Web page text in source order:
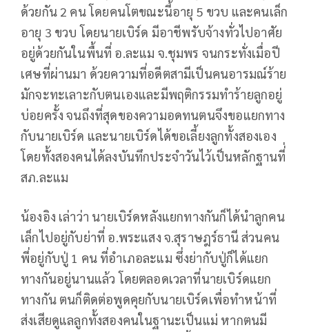
ด้วยกัน 2 คน โดยคนโตขณะนี้อายุ 5 ขวบ และคนเล็ก
อายุ 3 ขวบ โดยนายเบิร์ด มีอาชีพรับจ้างทั่วไปอาศัย
อยู่ด้วยกันในพื้นที่ อ.ละแม จ.ชุมพร จนกระทั่งเมื่อปี
เศษที่ผ่านมา ด้วยความที่อดีตสามีเป็นคนอารมณ์ร้าย
มักจะทะเลาะกับตนเองและมีพฤติกรรมทำร้ายลูกอยู่
บ่อยครั้ง จนถึงที่สุดของความอดทนตนจึงขอแยกทาง
กับนายเบิร์ด และนายเบิร์ดได้ขอเลี้ยงลูกทั้งสองเอง
โดยทั้งสองคนได้ลงบันทึกประจำวันไว้เป็นหลักฐานที่่
สภ.ละแม
น้องอิง เล่าว่า นายเบิร์ดหลังแยกทางกันก็ได้นำลูกคน
เล็กไปอยู่กับย่าที่ อ.พระแสง จ.สุราษฎร์ธานี ส่วนคน
พี่อยู่กับปู่ 1 คน ที่อำเภอละแม ซึ่งย่ากับปู่ก็ได้แยก
ทางกันอยู่นานแล้ว โดยตลอดเวลาที่นายเบิร์ดแยก
ทางกัน ตนก็ติดต่อพูดคุยกับนายเบิร์ดเพื่อทำหน้าที่
ส่งเสียดูแลลูกทั้งสองคนในฐานะเป็นแม่ หากตนมี